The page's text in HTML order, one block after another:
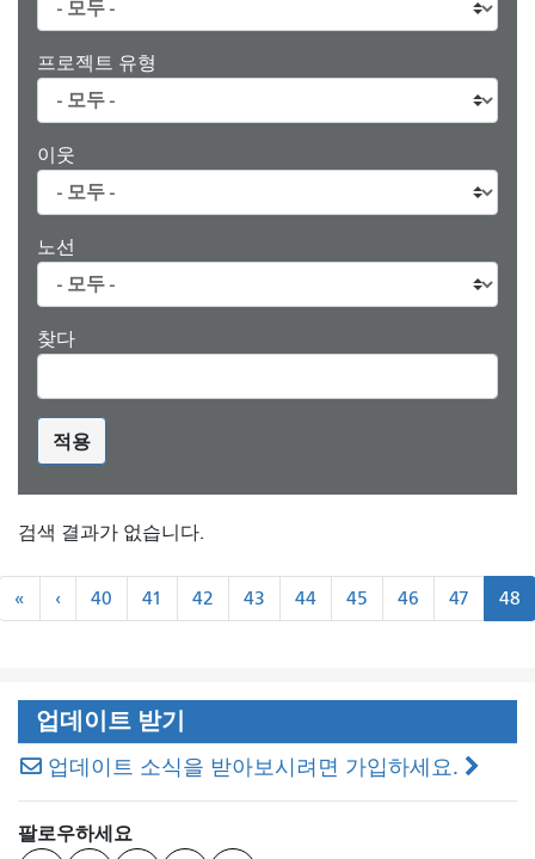
프로젝트 유형
이웃
노선
찾다
적용
검색 결과가 없습니다.
쪽
수
기
«
처
‹``
이
40 41 42 43 44 45 46 47 48
업데이트 받기
업데이트 소식을 받아보시려면 가입하세요.
팔로우하세요